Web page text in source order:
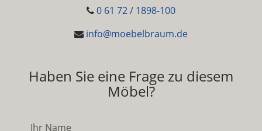
0 61 72 / 1898-100
info@moebelbraum.de
Haben Sie eine Frage zu diesem
Möbel?